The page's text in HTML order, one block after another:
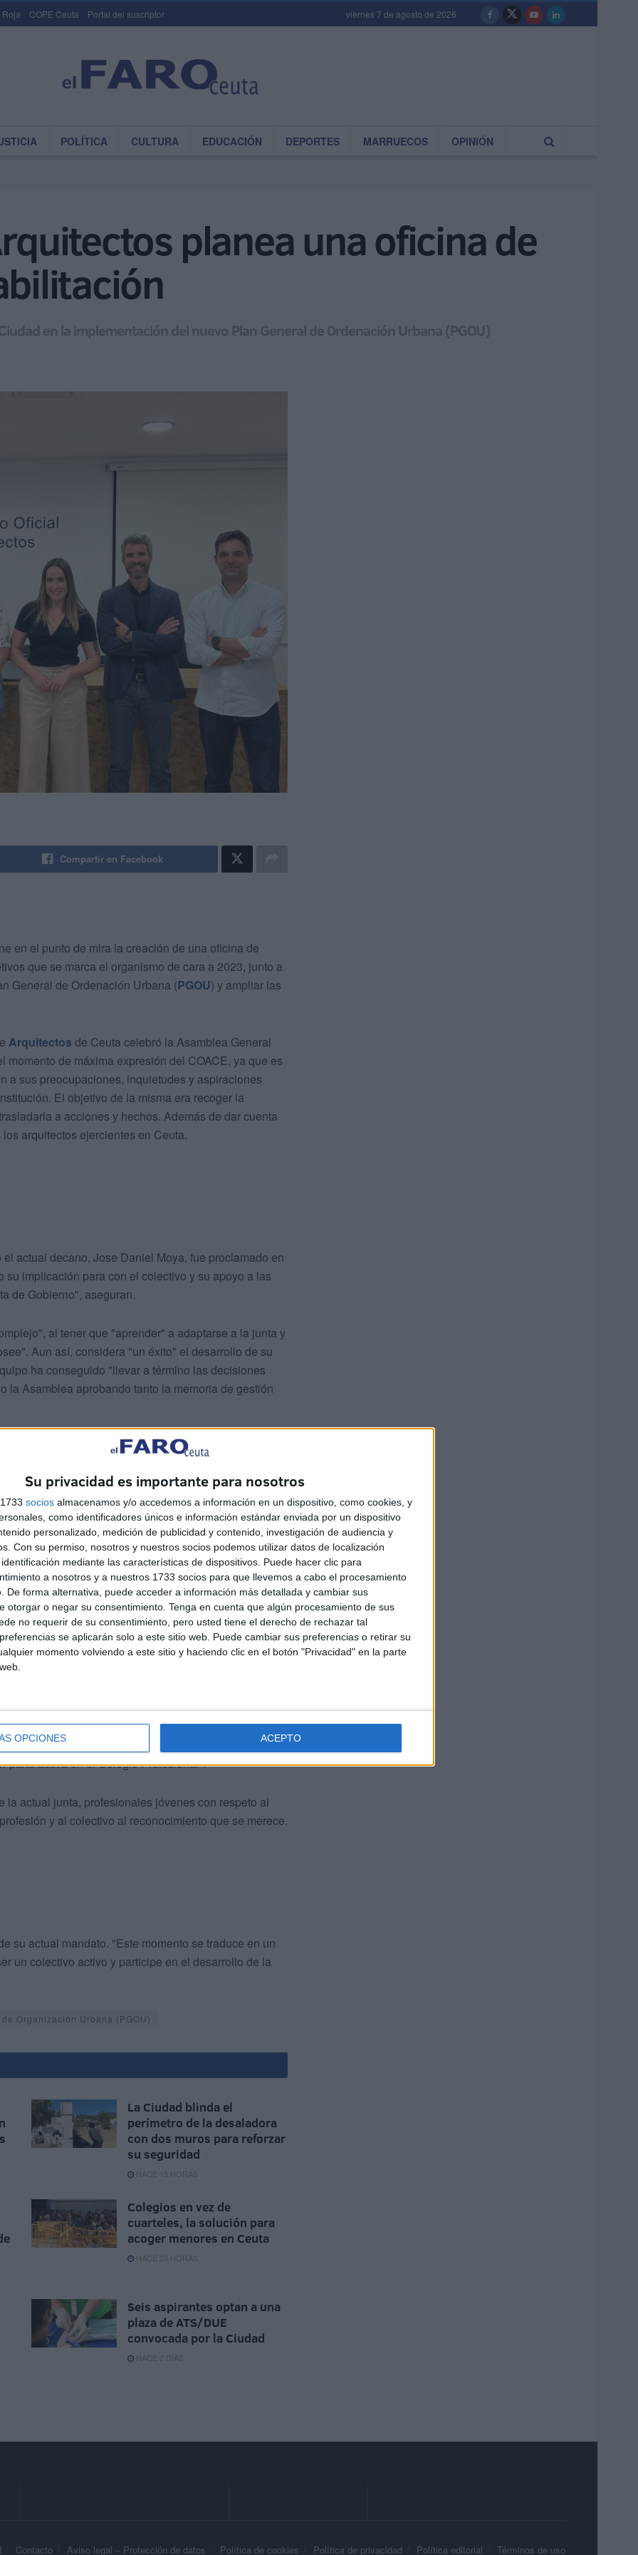
Su privacidad es importante para nosotros
socios almacenamos y/o accedemos a información en un dispositivo, como cookies, y
como identificadores únicos e información estándar enviada por un dispositivo
personalizado, medición de publicidad y contenido, investigación de audiencia y
Con su permiso, nosotros y nuestros socios podemos utilizar datos de localización
mediante las características de dispositivos. Puede hacer clic para
a nosotros y a nuestros 1733 socios para que llevemos a cabo el procesamiento
De forma alternativa, puede acceder a información más detallada y cambiar sus
otorgar o negar su consentimiento. Tenga en cuenta que algún procesamiento de sus
no requerir de su consentimiento, pero usted tiene el derecho de rechazar tal
se aplicarán solo a este sitio web. Puede cambiar sus preferencias o retirar su
momento volviendo a este sitio y haciendo clic en el botón "Privacidad" en la parte
OPCIONES ACEPTO
Roja COPE Ceuta Portal del suscriptor viernes 7 de agosto de 2026
POLÍTICA CULTURA EDUCACIÓN DEPORTES MARRUECOS OPINIÓN
planea una oficina de
en la implementación del nuevo Plan General de Ordenación Urbana (PGOU)
Compartir en Facebook
en el punto de mira la creación de una oficina de
que se marca el organismo de cara a 2023, junto a
General de Ordenación Urbana (PGOU) y ampliar las
Arquitectos de Ceuta celebró la Asamblea General
de máxima expresión del COACE, ya que es
a sus preocupaciones, inquietudes y aspiraciones
El objetivo de la misma era recoger la
a acciones y hechos. Además de dar cuenta
arquitectos ejercientes en Ceuta.
actual decano, Jose Daniel Moya, fue proclamado en
implicación para con el colectivo y su apoyo a las
de Gobierno", aseguran.
al tener que "aprender" a adaptarse a la junta y
Aun así, considera "un éxito" el desarrollo de su
ha conseguido "llevar a término las decisiones
la Asamblea aprobando tanto la memoria de gestión
actuaciones a llevar a cabo en este 2023. Las
la implementación del PGOU, mejorar y ampliar las
de implementar la Oficina de Apoyo a la
de Colegios Oficiales de Arquitectos de España, son
la bienvenida y presentar formalmente a la nueva
decidió presentarse a la vacante de
parte activa en el Colegio Profesional".
actual junta, profesionales jóvenes con respeto al
y al colectivo al reconocimiento que se merece.
su actual mandato. "Este momento se traduce en un
un colectivo activo y participe en el desarrollo de la
Organización Urbana (PGOU)
La Ciudad blinda el
perímetro de la desaladora
con dos muros para reforzar
su seguridad
HACE 15 HORAS
Colegios en vez de
cuarteles, la solución para
acoger menores en Ceuta
HACE 20 HORAS
Seis aspirantes optan a una
plaza de ATS/DUE
convocada por la Ciudad
HACE 2 DÍAS
Contacto Aviso legal – Protección de datos Política de cookies Política de privacidad Política editorial Términos de uso